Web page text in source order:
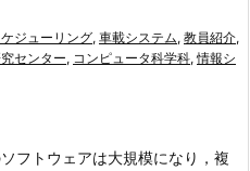
ケジューリング, 車載システム, 教員紹介,
センター, コンピュータ科学科,情報シ
フトウェアは大規模になり，複